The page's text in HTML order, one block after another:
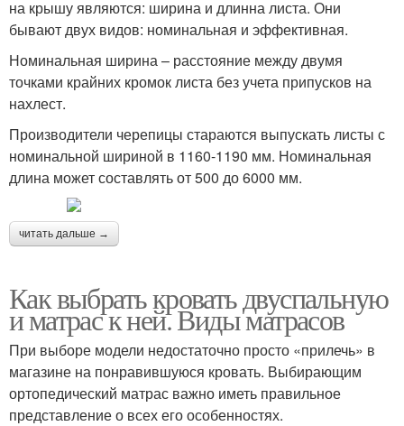
на крышу являются: ширина и длинна листа. Они
бывают двух видов: номинальная и эффективная.
Номинальная ширина – расстояние между двумя
точками крайних кромок листа без учета припусков на
нахлест.
Производители черепицы стараются выпускать листы с
номинальной шириной в 1160-1190 мм. Номинальная
длина может составлять от 500 до 6000 мм.
читать дальше →
Как выбрать кровать двуспальную
и матрас к ней. Виды матрасов
При выборе модели недостаточно просто «прилечь» в
магазине на понравившуюся кровать. Выбирающим
ортопедический матрас важно иметь правильное
представление о всех его особенностях.